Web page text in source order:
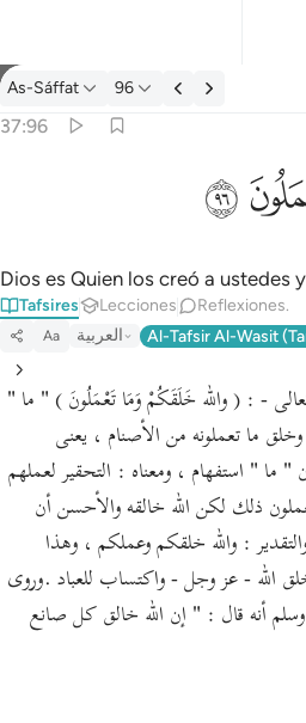
Tafsir: As-Sáffat 37:96
As-Sáffat 96
37:96
وَٱللَّهُ خَلَقَكُمْ وَمَا تَعْمَلُونَ ٩٦ﲨ
Dios es Quien los creó a ustedes
Tafsires Lecciones Reflexiones.
Aa العربية Al-Tafsir Al-Wasit
- : ( والله خَلَقَكُمْ وَمَا تَعْمَلُونَ ) " ما "
تعملونه من الأصنام ، يعنى
ما " استفهام ، ومعناه : التحقير لعملهم
ذلك لكن الله خالقه والأحسن أن
: والله خلقكم وعملكم ، وهذا
الله - عز وجل - واكتساب للعباد .وروى
وسلم أنه قال : " إن الله خالق كل صانع